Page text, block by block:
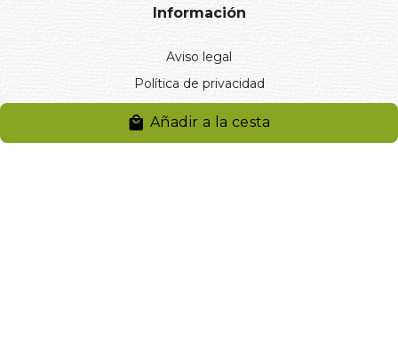
Añadir a la cesta
Información
Aviso legal
Política de privacidad